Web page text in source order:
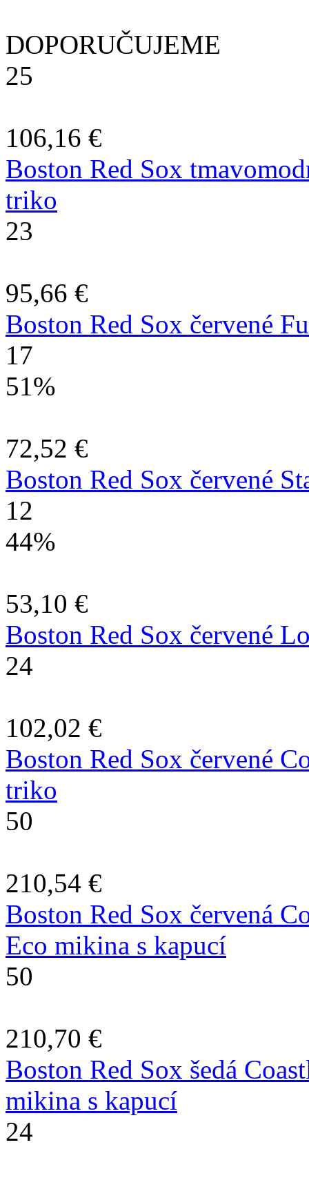
DOPORUČUJEME
25
106,16 €
Boston Red Sox
triko
23
95,66 €
Boston Red Sox červené
17
51%
72,52 €
Boston Red Sox červené
12
44%
53,10 €
Boston Red Sox červené
24
102,02 €
Boston Red Sox červené
triko
50
210,54 €
Boston Red Sox červená
Eco mikina s kapucí
50
210,70 €
Boston Red Sox šedá
mikina s kapucí
24